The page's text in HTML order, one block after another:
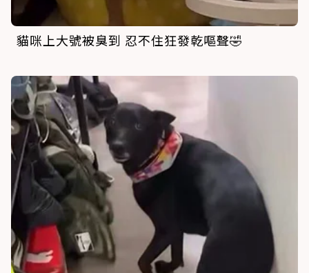
貓咪上大號被臭到 忍不住狂發乾嘔聲🤣